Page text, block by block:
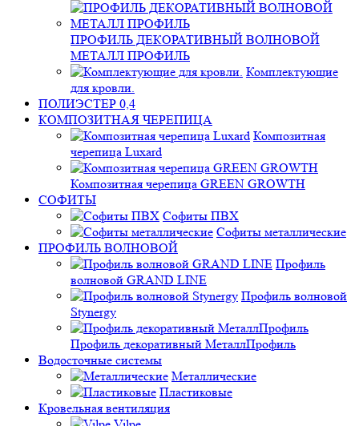
ПРОФИЛЬ ДЕКОРАТИВНЫЙ ВОЛНОВОЙ
МЕТАЛЛ ПРОФИЛЬ
Комплектующие
для кровли.
ПОЛИЭСТЕР 0,4
КОМПОЗИТНАЯ ЧЕРЕПИЦА
Композитная
черепица Luxard
Композитная черепица GREEN GROWTH
СОФИТЫ
Софиты ПВХ
Софиты металлические
ПРОФИЛЬ ВОЛНОВОЙ
Профиль
волновой GRAND LINE
Профиль волновой
Stynergy
Профиль декоративный МеталлПрофиль
Водосточные системы
Металлические
Пластиковые
Кровельная вентиляция